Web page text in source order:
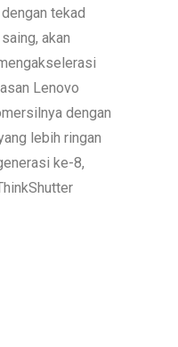
tekad
akan
Lenovo
dengan
lebih ringan
ke-8,